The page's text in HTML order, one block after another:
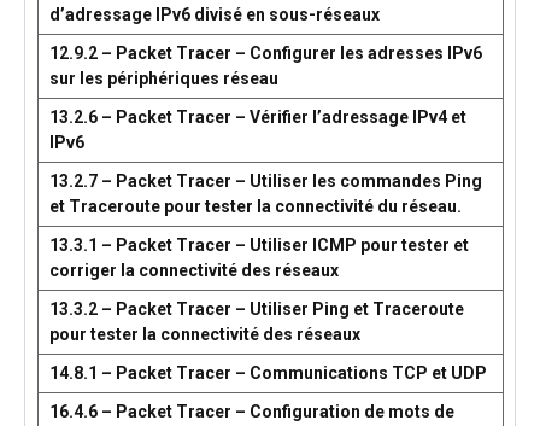
d’adressage IPv6 divisé en sous-réseaux
12.9.2 – Packet Tracer – Configurer les adresses IPv6
sur les périphériques réseau
13.2.6 – Packet Tracer – Vérifier l’adressage IPv4 et
IPv6
13.2.7 – Packet Tracer – Utiliser les commandes Ping
et Traceroute pour tester la connectivité du réseau.
13.3.1 – Packet Tracer – Utiliser ICMP pour tester et
corriger la connectivité des réseaux
13.3.2 – Packet Tracer – Utiliser Ping et Traceroute
pour tester la connectivité des réseaux
14.8.1 – Packet Tracer – Communications TCP et UDP
16.4.6 – Packet Tracer – Configuration de mots de